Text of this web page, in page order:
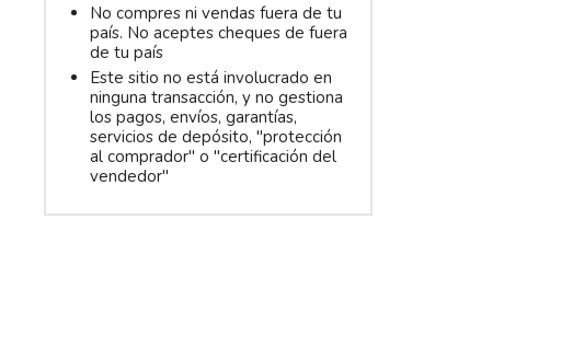
No compres ni vendas fuera de tu
país. No aceptes cheques de fuera
de tu país
Este sitio no está involucrado en
ninguna transacción, y no gestiona
los pagos, envíos, garantías,
servicios de depósito, "protección
al comprador" o "certificación del
vendedor"